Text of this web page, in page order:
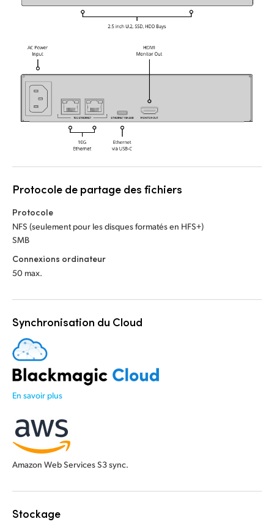
United Kingdom
United States
Protocole de partage des fichiers
Protocole
NFS (seulement pour les disques formatés en HFS+)
SMB
Connexions ordinateur
50 max.
Synchronisation du Cloud
En savoir plus
Amazon Web Services S3 sync.
Stockage